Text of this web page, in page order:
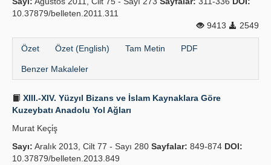
10.37879/belleten.2011.311
9413
2549
Özet Özet (English) Tam Metin PDF
Benzer Makaleler
XIII.-XIV. Yüzyıl Bizans ve İslam Kaynaklara Göre
Kuzeybatı Anadolu Yol Ağları
Murat Keçi̇ş
Sayı: Aralık 2013, Cilt 77 - Sayı 280 Sayfalar: 849-874 DOI:
10.37879/belleten.2013.849